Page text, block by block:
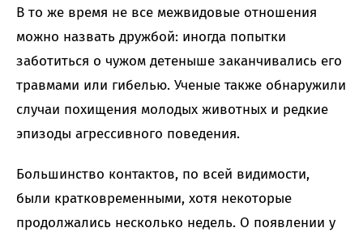
В то же время не все межвидовые отношения
можно назвать дружбой: иногда попытки
заботиться о чужом детеныше заканчивались его
травмами или гибелью. Ученые также обнаружили
случаи похищения молодых животных и редкие
эпизоды агрессивного поведения.
Большинство контактов, по всей видимости,
были кратковременными, хотя некоторые
продолжались несколько недель. О появлении у